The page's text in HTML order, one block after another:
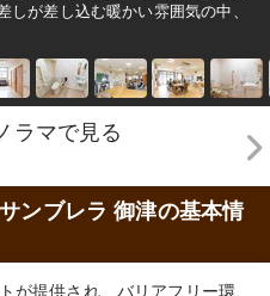
が差し込む暖かい雰囲気の中、
ラマで見る
ンブレラ 御津の基本情
が提供され、バリアフリー環